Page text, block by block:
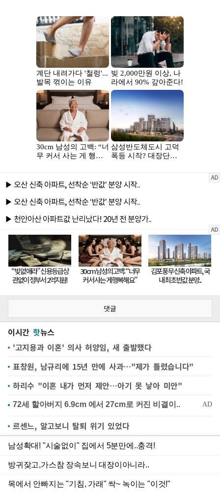
댓글
이시간 핫뉴스
'고지용과 이혼' 의사 허양임, 새 출발했다
표창원, 남규리에 15년 만에 사과…"제가 틀렸습니다"
하리수 "이혼 내가 먼저 제안…아기 못 낳아 미안"
르센느, 알고보니 탈퇴 위기 있었다